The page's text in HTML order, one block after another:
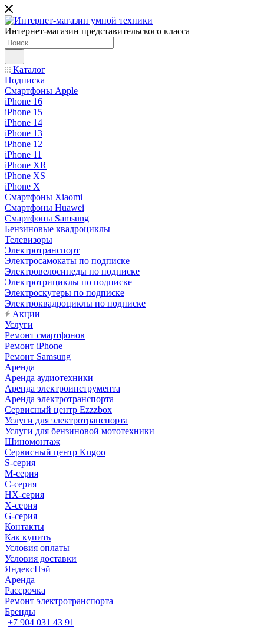
Интернет-магазин представительского класса
Каталог
Подписка
Смартфоны Apple
iPhone 16
iPhone 15
iPhone 14
iPhone 13
iPhone 12
iPhone 11
iPhone XR
iPhone XS
iPhone X
Смартфоны Xiaomi
Смартфоны Huawei
Смартфоны Samsung
Бензиновые квадроциклы
Телевизоры
Электротранспорт
Электросамокаты по подписке
Электровелосипеды по подписке
Электротрициклы по подписке
Электроскутеры по подписке
Электроквадроциклы по подписке
Акции
Услуги
Ремонт смартфонов
Ремонт iPhone
Ремонт Samsung
Аренда
Аренда аудиотехники
Аренда электроинструмента
Аренда электротранспорта
Сервисный центр Ezzzbox
Услуги для электротранспорта
Услуги для бензиновой мототехники
Шиномонтаж
Сервисный центр Kugoo
S-cерия
M-серия
С-серия
HX-серия
X-серия
G-серия
Контакты
Как купить
Условия оплаты
Условия доставки
ЯндексПэй
Аренда
Рассрочка
Ремонт электротранспорта
Бренды
+7 904 031 43 91